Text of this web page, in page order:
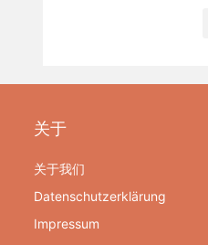
关于
关于我们
Datenschutzerklärung
Impressum